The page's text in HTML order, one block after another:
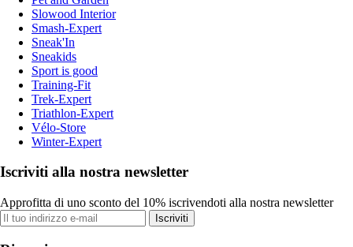
Slowood Interior
Smash-Expert
Sneak'In
Sneakids
Sport is good
Training-Fit
Trek-Expert
Triathlon-Expert
Vélo-Store
Winter-Expert
Iscriviti alla nostra newsletter
Approfitta di uno sconto del 10% iscrivendoti alla nostra newsletter
Iscriviti